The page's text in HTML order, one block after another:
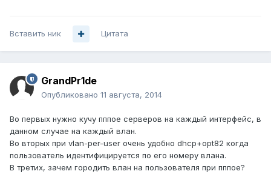
Вставить ник Цитата
GrandPr1de
Опубликовано 11 августа, 2014
Во первых нужно кучу пппое серверов на каждый интерфейс, в
данном случае на каждый влан.
Во вторых при vlan-per-user очень удобно dhcp+opt82 когда
пользователь идентифицируется по его номеру влана.
В третих, зачем городить влан на пользователя при пппое?